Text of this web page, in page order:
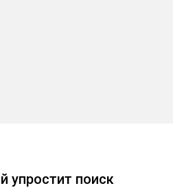
упростит поиск